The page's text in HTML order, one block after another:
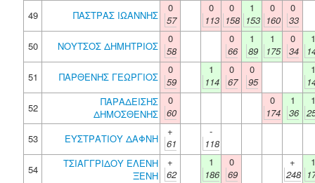
49
ΠΑΣΤΡΑΣ ΙΩΑΝΝΗΣ
0
57
0
113
0
158
1
153
0
160
0
33
50
ΝΟΥΤΣΟΣ ΔΗΜΗΤΡΙΟΣ
0
58
0
66
1
89
1
175
0
34
1
51
ΠΑΡΘΕΝΗΣ ΓΕΩΡΓΙΟΣ
0
59
1
114
0
67
0
95
1
52
ΠΑΡΑΔΕΙΣΗΣ
ΔΗΜΟΣΘΕΝΗΣ
0
60
0
174
1
36
1
53
ΕΥΣΤΡΑΤΙΟΥ ΔΑΦΝΗ
+
61
-
118
54
ΤΣΙΑΓΓΡΙΔΟΥ ΕΛΕΝΗ
ΞΕΝΗ
+
62
1
186
0
69
+
248
1